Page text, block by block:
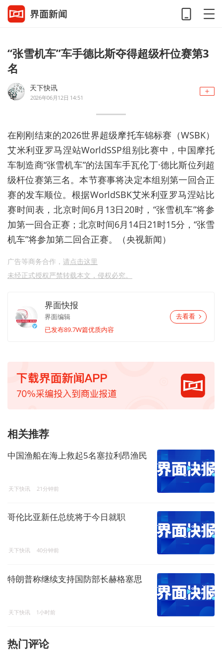
“张雪机车”车手德比斯夺得超级杆位赛第3
名
天下快讯
2026年06月12日 14:51
在刚刚结束的2026世界超级摩托车锦标赛（WSBK）
艾米利亚罗马涅站WorldSSP组别比赛中，中国摩托
车制造商“张雪机车”的法国车手瓦伦丁·德比斯位列超
级杆位赛第三名。本节赛事将决定本组别第一回合正
赛的发车顺位。根据WorldSBK艾米利亚罗马涅站比
赛时间表，北京时间6月13日20时，“张雪机车”将参
加第一回合正赛；北京时间6月14日21时15分，“张雪
机车”将参加第二回合正赛。（央视新闻）
广告等商务合作， 请点击这里
未经正式授权严禁转载本文，侵权必究。
界面快报
界面编辑
已发布89.7W篇优质内容
去看看
相关推荐
中国渔船在海上救起5名塞拉利昂渔民
天下快讯 21分钟前
哥伦比亚新任总统将于今日就职
天下快讯 40分钟前
特朗普称继续支持国防部长赫格塞思
天下快讯 1小时前
热门评论